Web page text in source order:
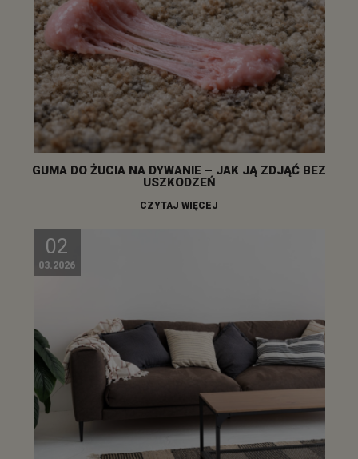
GUMA DO ŻUCIA NA DYWANIE – JAK JĄ ZDJĄĆ BEZ
USZKODZEŃ
CZYTAJ WIĘCEJ
02
03.2026